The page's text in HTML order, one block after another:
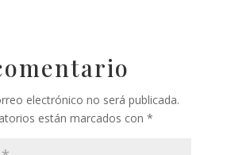
electrónico no será publicada.
están marcados con *